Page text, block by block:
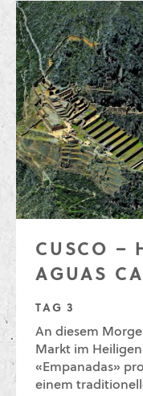
CUSCO –
AGUAS
TAG 3
An diesem
Markt im
«Empanadas»
einem